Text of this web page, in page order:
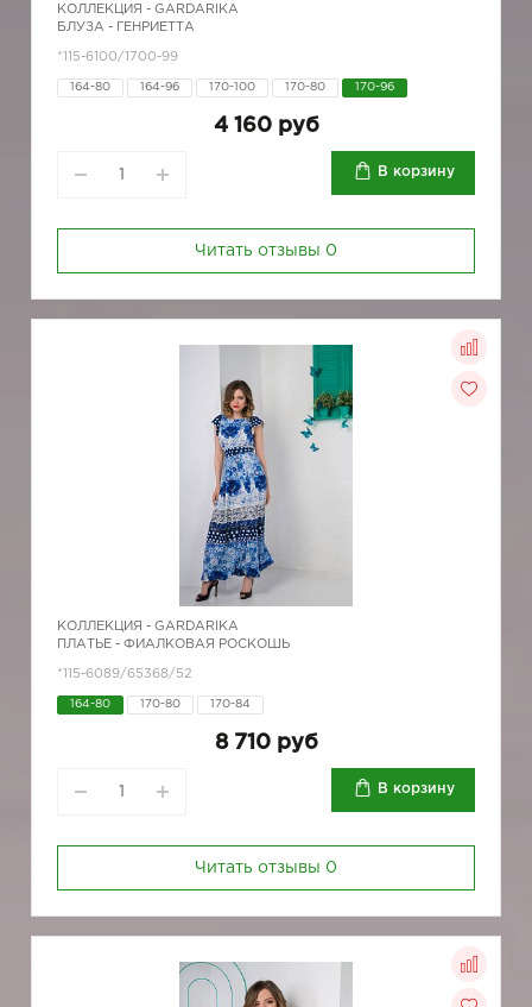
КОЛЛЕКЦИЯ - GARDARIKA
БЛУЗА - ГЕНРИЕТТА
*115-6100/1700-99
164-80 164-96 170-100 170-80 170-96
4 160 руб
В корзину
Читать отзывы 0
КОЛЛЕКЦИЯ - GARDARIKA
ПЛАТЬЕ - ФИАЛКОВАЯ РОСКОШЬ
*115-6089/65368/52
164-80 170-80 170-84
8 710 руб
В корзину
Читать отзывы 0